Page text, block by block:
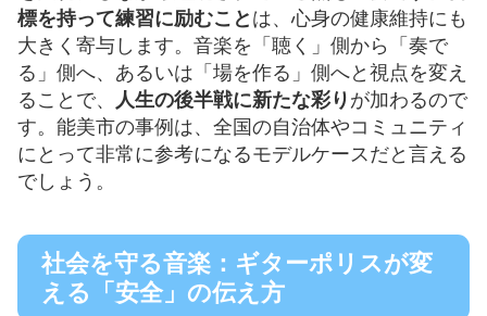
標を持って練習に励むこと は、心身の健康維持にも
大きく寄与します。音楽を「聴く」側から「奏で
る」側へ、あるいは「場を作る」側へと視点を変え
ることで、
人生の後半戦に新たな彩り が加わるので
す。能美市の事例は、全国の自治体やコミュニティ
にとって非常に参考になるモデルケースだと言える
でしょう。
社会を守る音楽：ギターポリスが変
える「安全」の伝え方